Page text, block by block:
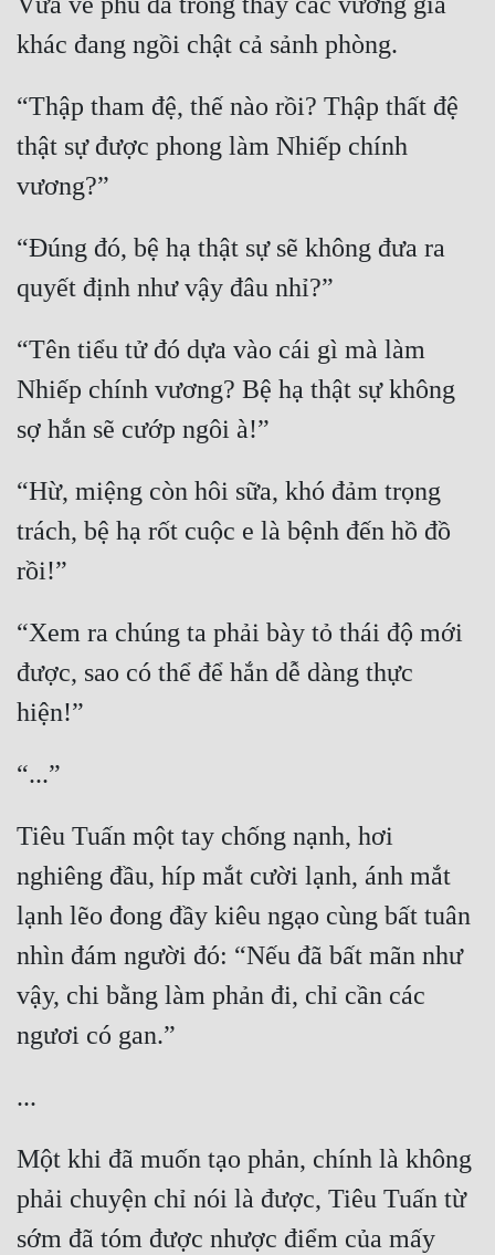
“Thập tham đệ, thế nào rồi? Thập thất đệ
thật sự được phong làm Nhiếp chính
“Đúng đó, bệ hạ thật sự sẽ không đưa ra
“Tên tiểu tử đó dựa vào cái gì mà làm
Nhiếp chính vương? Bệ hạ thật sự không
“Hừ, miệng còn hôi sữa, khó đảm trọng
trách, bệ hạ rốt cuộc e là bệnh đến hồ đồ
“Xem ra chúng ta phải bày tỏ thái độ mới
được, sao có thể để hắn dễ dàng thực
Tiêu Tuấn một tay chống nạnh, hơi
nghiêng đầu, híp mắt cười lạnh, ánh mắt
lạnh lẽo đong đầy kiêu ngạo cùng bất tuân
nhìn đám người đó: “Nếu đã bất mãn như
vậy, chi bằng làm phản đi, chỉ cần các
Một khi đã muốn tạo phản, chính là không
phải chuyện chỉ nói là được, Tiêu Tuấn từ
sớm đã tóm được nhược điểm của mấy